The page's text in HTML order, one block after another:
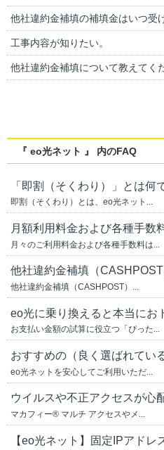
他社違約金補填の補填金はいつ受
工事内容が知りたい。
他社違約金補填について教えてく
『 eo光ネット 』 内のFAQ
「即割（そくわり）」とは何
即割（そくわり）とは、eo光ネット...
月額利用料金および各種手数
月々のご利用料金および各種手数料は...
他社違約金補填（CASHPOST
他社違約金補填（CASHPOST）...
eo光に乗り換えると本当にお
お支払い金額の試算に役立つ「ぴった...
おすすめの（良く選ばれてい
eo光ネットを安心してご利用いただ...
ウイルスや不正アクセスが心
マカフィー® マルチ アクセスやメ...
【eo光ネット】固定IPアドレ